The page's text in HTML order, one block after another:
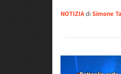
NOTIZIAdi Simone